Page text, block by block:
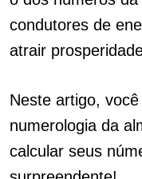
condutores de
atrair
Neste artigo,
numerologia da
calcular seus